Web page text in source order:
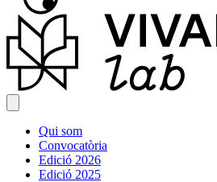
Qui som
Convocatòria
Edició 2026
Edició 2025